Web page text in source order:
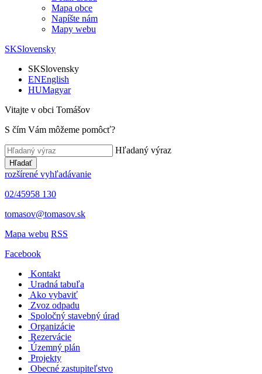
Mapa obce
Napíšte nám
Mapy webu
SKSlovensky
SKSlovensky
ENEnglish
HUMagyar
Vitajte v obci Tomášov
S čím Vám môžeme pomôcť?
Hľadaný výraz
Hľadať
rozšírené vyhľadávanie
02/45958 130
tomasov@tomasov.sk
Mapa webu RSS
Facebook
Kontakt
Uradná tabuľa
Ako vybaviť
Zvoz odpadu
Spoločný stavebný úrad
Organizácie
Rezervácie
Územný plán
Projekty
Obecné zastupiteľstvo